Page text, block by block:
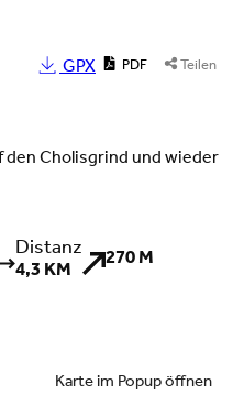
GPX PDF Teilen
den Cholisgrind und wieder
Distanz
4,3 KM
270 M
Karte im Popup öffnen